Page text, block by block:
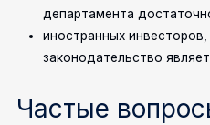
департамента
иностранных
законодательство
Частые